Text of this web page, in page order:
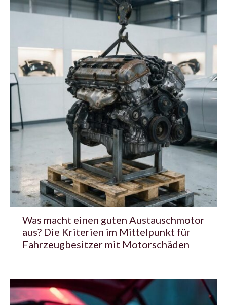
Was macht einen guten Austauschmotor
aus? Die Kriterien im Mittelpunkt für
Fahrzeugbesitzer mit Motorschäden